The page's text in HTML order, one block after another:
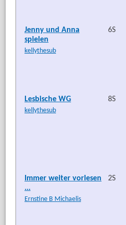
Jenny und Anna
spielen
kellythesub
6S
Lesbische WG
kellythesub
8S
Immer weiter vorlesen
...
Ernstine B Michaelis
2S